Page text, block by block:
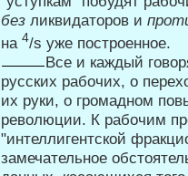
без ликвидаторов и
на 4/s уже построенное.
Все и каждый
русских рабочих, о
их руки, о громадном
революции. К рабочим
"интеллигентской
замечательное